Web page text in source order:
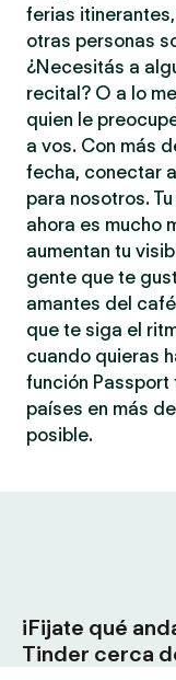
ferias
otras personas
¿Necesitás a
recital? O a lo
quien le
a vos. Con más
fecha, conectar
para nosotros.
ahora es mucho
aumentan tu
gente que te
amantes del
que te siga el
cuando quieras
función Passport
países en más
posible.
¡Fijate qué
Tinder cerca